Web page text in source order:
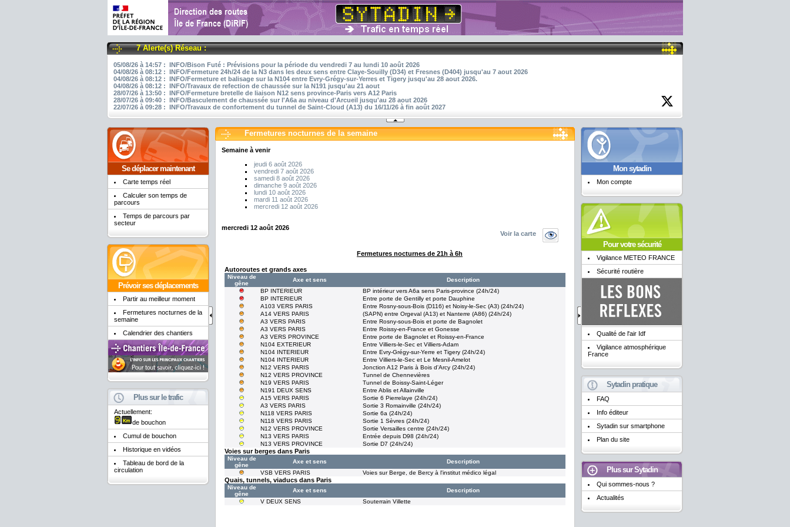
7 Alerte(s) Réseau :
05/08/26 à 14:57 : INFO/Bison Futé : Prévisions pour la période du vendredi 7 au lundi 10 août 2026
04/08/26 à 08:12 : INFO/Fermeture 24h/24 de la N3 dans les deux sens entre Claye-Souilly (D34) et Fresnes (D404) jusqu'au 7 aout 2026
04/08/26 à 08:12 : INFO/Fermeture et balisage sur la N104 entre Evry-Grégy-sur-Yerres et Tigery jusqu'au 28 aout 2026.
04/08/26 à 08:12 : INFO/Travaux de refection de chaussée sur la N191 jusqu'au 21 aout
28/07/26 à 13:50 : INFO/Fermeture bretelle de liaison N12 sens province-Paris vers A12 Paris
28/07/26 à 09:40 : INFO/Basculement de chaussée sur l'A6a au niveau d'Arcueil jusqu'au 28 aout 2026
22/07/26 à 09:28 : INFO/Travaux de confortement du tunnel de Saint-Cloud (A13) du 16/11/26 à fin août 2027
Se déplacer maintenant
Carte temps réel
Calculer son temps de
parcours
Temps de parcours par
secteur
Prévoir ses déplacements
Partir au meilleur moment
Fermetures nocturnes de la
semaine
Calendrier des chantiers
Plus sur le trafic
Actuellement:
de bouchon
Cumul de bouchon
Historique en vidéos
Tableau de bord de la
circulation
Mon sytadin
Mon compte
Pour votre sécurité
Vigilance METEO FRANCE
Sécurité routière
Qualité de l'air Idf
Vigilance atmosphérique
France
Sytadin pratique
FAQ
Info éditeur
Sytadin sur smartphone
Plan du site
Plus sur Sytadin
Qui sommes-nous ?
Actualités
Fermetures nocturnes de la semaine
Semaine à venir
jeudi 6 août 2026
vendredi 7 août 2026
samedi 8 août 2026
dimanche 9 août 2026
lundi 10 août 2026
mardi 11 août 2026
mercredi 12 août 2026
mercredi 12 août 2026
Voir la carte
Fermetures nocturnes de 21h à 6h
Autoroutes et grands axes
Niveau de
gêne
Axe et sens
Description
BP INTERIEUR
BP intérieur vers A6a sens Paris-province (24h/24)
BP INTERIEUR
Entre porte de Gentilly et porte Dauphine
A103 VERS PARIS
Entre Rosny-sous-Bois (D116) et Noisy-le-Sec (A3) (24h/24)
A14 VERS PARIS
(SAPN) entre Orgeval (A13) et Nanterre (A86) (24h/24)
A3 VERS PARIS
Entre Rosny-sous-Bois et porte de Bagnolet
A3 VERS PARIS
Entre Roissy-en-France et Gonesse
A3 VERS PROVINCE
Entre porte de Bagnolet et Roissy-en-France
N104 EXTERIEUR
Entre Villiers-le-Sec et Villiers-Adam
N104 INTERIEUR
Entre Evry-Grégy-sur-Yerre et Tigery (24h/24)
N104 INTERIEUR
Entre Villiers-le-Sec et Le Mesnil-Amelot
N12 VERS PARIS
Jonction A12 Paris à Bois d'Arcy (24h/24)
N12 VERS PROVINCE
Tunnel de Chennevières
N19 VERS PARIS
Tunnel de Boissy-Saint-Léger
N191 DEUX SENS
Entre Ablis et Allainville
A15 VERS PARIS
Sortie 6 Pierrelaye (24h/24)
A3 VERS PARIS
Sortie 3 Romainville (24h/24)
N118 VERS PARIS
Sortie 6a (24h/24)
N118 VERS PARIS
Sortie 1 Sèvres (24h/24)
N12 VERS PROVINCE
Sortie Versailles centre (24h/24)
N13 VERS PARIS
Entrée depuis D98 (24h/24)
N13 VERS PROVINCE
Sortie D7 (24h/24)
Voies sur berges dans Paris
Niveau de
gêne
Axe et sens
Description
VSB VERS PARIS
Voies sur Berge, de Bercy à l'institut médico légal
Quais, tunnels, viaducs dans Paris
Niveau de
gêne
Axe et sens
Description
V DEUX SENS
Souterrain Villette